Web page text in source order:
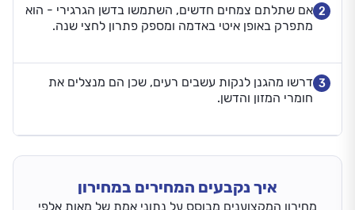
2 אם שתלתם צמחים חדשים, השתמשו בדשן הגרגירי - הוא
מתפרק באופן איטי באדמה ומספק פתרון לחצי שנה.
3 דרשו מהגנן לנקות עשבים רעים, שכן הם מנצלים את
חומרי המזון והדשן.
איך נקבעים המחירים במחירון
מחירון המקצוענים מבוסס על נתוני אמת של מאות אלפי